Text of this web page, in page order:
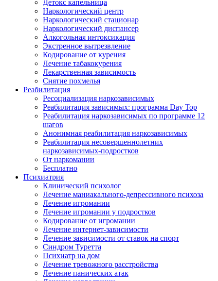
Детокс капельница
Наркологический центр
Наркологический стационар
Наркологический диспансер
Алкогольная интоксикация
Экстренное вытрезвление
Кодирование от курения
Лечение табакокурения
Лекарственная зависимость
Снятие похмелья
Реабилитация
Ресоциализация наркозависимых
Реабилитация зависимых: программа Day Top
Реабилитация наркозависимых по программе 12
шагов
Анонимная реабилитация наркозависимых
Реабилитация несовершеннолетних
наркозависимых-подростков
От наркомании
Бесплатно
Психиатрия
Клинический психолог
Лечение маниакального-депрессивного психоза
Лечение игромании
Лечение игромании у подростков
Кодирование от игромании
Лечение интернет-зависимости
Лечение зависимости от ставок на спорт
Синдром Туретта
Психиатр на дом
Лечение тревожного расстройства
Лечение панических атак